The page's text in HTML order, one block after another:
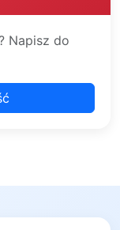
Napisz do